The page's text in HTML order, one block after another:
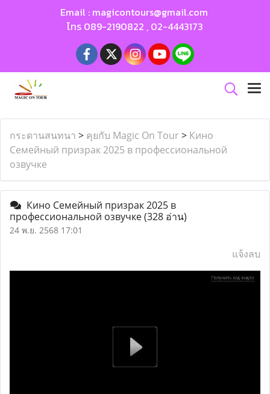
Email : magicontours@gmail.com
โทร 089-2190822 , 02-4443173
กระดานสนทนา > คุยกับ Magic On Tour > Кино
Семейный призрак 2025 в профессиональной
озвучке
Кино Семейный призрак 2025 в
профессиональной озвучке(328 อ่าน)
24 พ.ย. 2568 17:01
แจ้งลบ